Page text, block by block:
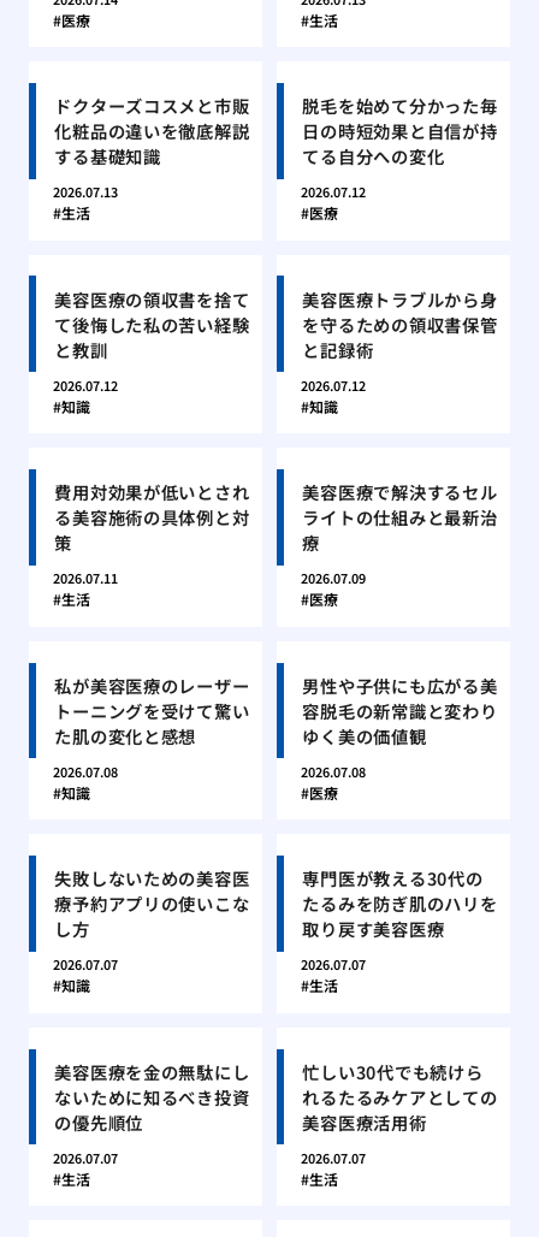
医療 生活
ドクターズコスメと市販
化粧品の違いを徹底解説
する基礎知識
2026.07.13
生活
脱毛を始めて分かった毎
日の時短効果と自信が持
てる自分への変化
2026.07.12
医療
美容医療の領収書を捨て
て後悔した私の苦い経験
と教訓
2026.07.12
知識
美容医療トラブルから身
を守るための領収書保管
と記録術
2026.07.12
知識
費用対効果が低いとされ
る美容施術の具体例と対
策
2026.07.11
生活
美容医療で解決するセル
ライトの仕組みと最新治
療
2026.07.09
医療
私が美容医療のレーザー
トーニングを受けて驚い
た肌の変化と感想
2026.07.08
知識
男性や子供にも広がる美
容脱毛の新常識と変わり
ゆく美の価値観
2026.07.08
医療
失敗しないための美容医
療予約アプリの使いこな
し方
2026.07.07
知識
専門医が教える30代の
たるみを防ぎ肌のハリを
取り戻す美容医療
2026.07.07
生活
美容医療を金の無駄にし
ないために知るべき投資
の優先順位
2026.07.07
生活
忙しい30代でも続けら
れるたるみケアとしての
美容医療活用術
2026.07.07
生活